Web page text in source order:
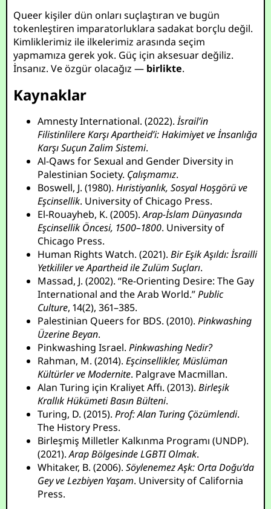
Queer kişiler dün onları suçlaştıran ve bugün
tokenleştiren imparatorluklara sadakat borçlu değil.
Kimliklerimiz ile ilkelerimiz arasında seçim
yapmamıza gerek yok. Güç için aksesuar değiliz.
İnsanız. Ve özgür olacağız — birlikte.
Kaynaklar
Amnesty International. (2022).İsrail’in
Filistinlilere Karşı Apartheid’i: Hakimiyet ve İnsanlığa
Karşı Suçun Zalim Sistemi.
Al-Qaws for Sexual and Gender Diversity in
Palestinian Society. Çalışmamız.
Boswell, J. (1980).Hıristiyanlık, Sosyal Hoşgörü ve
Eşcinsellik. University of Chicago Press.
El-Rouayheb, K. (2005).Arap-İslam Dünyasında
Eşcinsellik Öncesi, 1500–1800. University of
Chicago Press.
Human Rights Watch. (2021).Bir Eşik Aşıldı: İsrailli
Yetkililer ve Apartheid ile Zulüm Suçları.
Massad, J. (2002). “Re-Orienting Desire: The Gay
International and the Arab World.”Public
Culture, 14(2), 361–385.
Palestinian Queers for BDS. (2010).Pinkwashing
Üzerine Beyan.
Pinkwashing Israel.Pinkwashing Nedir?
Rahman, M. (2014).Eşcinsellikler, Müslüman
Kültürler ve Modernite. Palgrave Macmillan.
Alan Turing için Kraliyet Affı. (2013).Birleşik
Krallık Hükümeti Basın Bülteni.
Turing, D. (2015).Prof: Alan Turing Çözümlendi.
The History Press.
Birleşmiş Milletler Kalkınma Programı (UNDP).
(2021).Arap Bölgesinde LGBTI Olmak.
Whitaker, B. (2006).Söylenemez Aşk: Orta Doğu’da
Gey ve Lezbiyen Yaşam. University of California
Press.